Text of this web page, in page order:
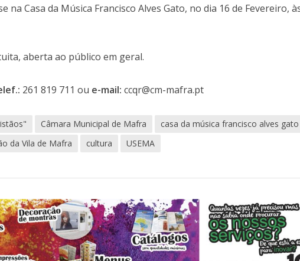
na Casa da Música Francisco Alves Gato, no dia 16 de Fevereiro,
aberta ao público em geral.
261 819 711 ou e-mail: ccqr@cm-mafra.pt
Câmara Municipal de Mafra
casa da música francisco alves gato
da Vila de Mafra
cultura USEMA